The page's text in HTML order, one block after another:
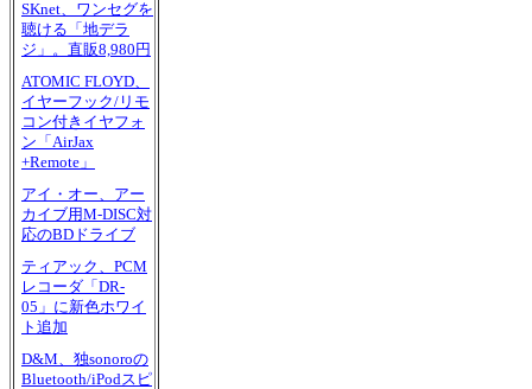
SKnet、ワンセグを
聴ける「地デラ
ジ」。直販8,980円
ATOMIC FLOYD、
イヤーフック/リモ
コン付きイヤフォ
ン「AirJax
+Remote」
アイ・オー、アー
カイブ用M-DISC対
応のBDドライブ
ティアック、PCM
レコーダ「DR-
05」に新色ホワイ
ト追加
D&M、独sonoroの
Bluetooth/iPodスピ